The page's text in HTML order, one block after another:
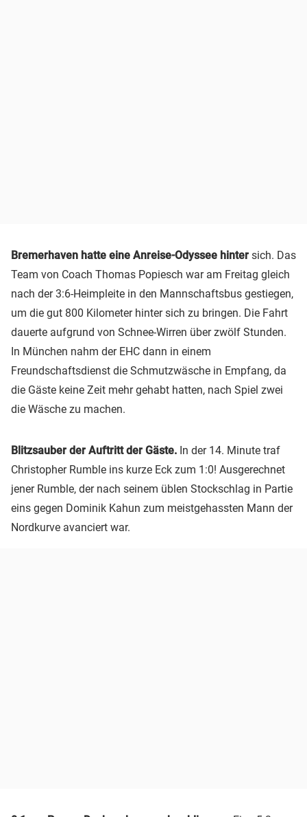
Bremerhaven hatte eine Anreise-Odyssee hinter sich. Das
Team von Coach Thomas Popiesch war am Freitag gleich
nach der 3:6-Heimpleite in den Mannschaftsbus gestiegen,
um die gut 800 Kilometer hinter sich zu bringen. Die Fahrt
dauerte aufgrund von Schnee-Wirren über zwölf Stunden.
In München nahm der EHC dann in einem
Freundschaftsdienst die Schmutzwäsche in Empfang, da
die Gäste keine Zeit mehr gehabt hatten, nach Spiel zwei
die Wäsche zu machen.
Blitzsauber der Auftritt der Gäste. In der 14. Minute traf
Christopher Rumble ins kurze Eck zum 1:0! Ausgerechnet
jener Rumble, der nach seinem üblen Stockschlag in Partie
eins gegen Dominik Kahun zum meistgehassten Mann der
Nordkurve avanciert war.